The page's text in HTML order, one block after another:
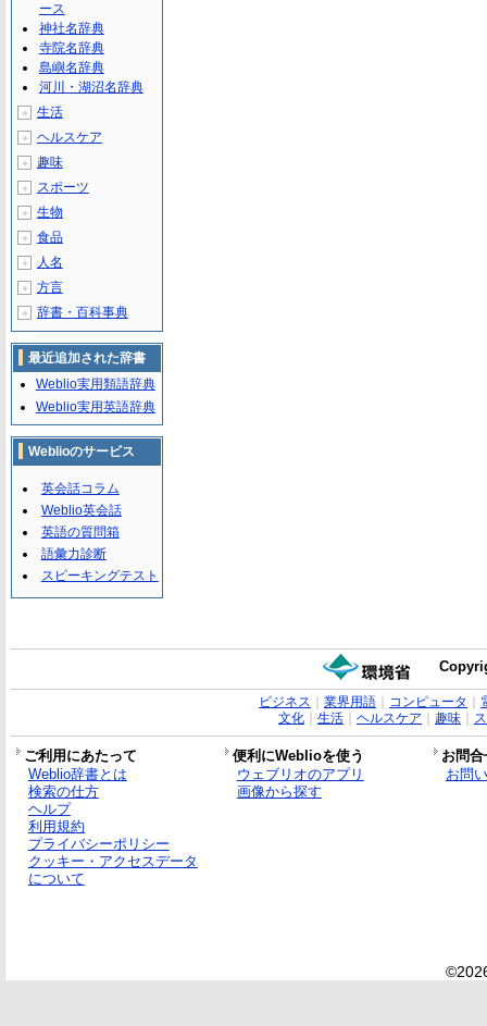
ース
神社名辞典
寺院名辞典
島嶼名辞典
河川・湖沼名辞典
＋ 生活
＋ ヘルスケア
＋ 趣味
＋ スポーツ
＋ 生物
＋ 食品
＋ 人名
＋ 方言
＋ 辞書・百科事典
最近追加された辞書
Weblio実用類語辞典
Weblio実用英語辞典
Weblioのサービス
英会話コラム
Weblio英会話
英語の質問箱
語彙力診断
スピーキングテスト
ビジネス 業界用語｜ コンピュータ
文化｜ 生活｜ ヘルスケア 趣味｜
ご利用にあたって 便利にWeblioを使う
お問
Weblio辞書とは
検索の仕方
ヘルプ
利用規約
プライバシーポリシー
クッキー・アクセスデータ
について
ウェブリオのアプリ
画像から探す
お問